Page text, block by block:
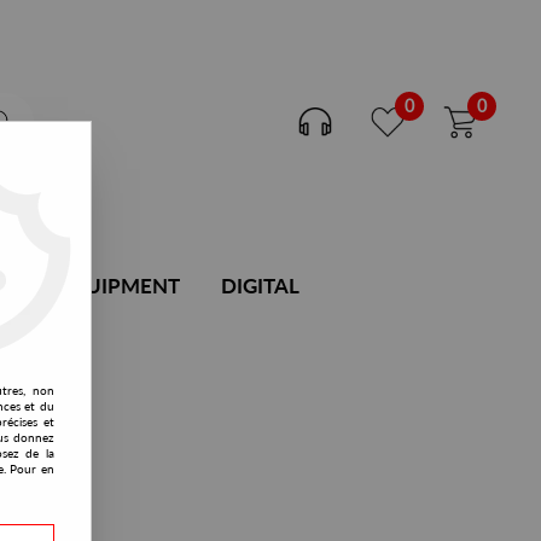
0 0
DJ EQUIPMENT DIGITAL
non
et du
et
donnez
de la
Pour en